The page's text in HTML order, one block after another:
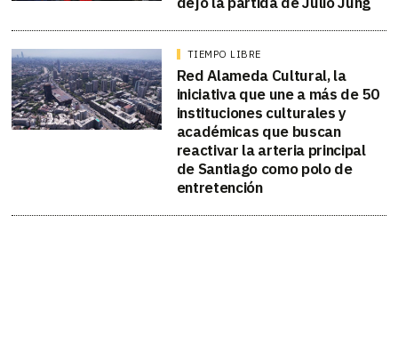
TIEMPO LIBRE
Red Alameda Cultural, la
iniciativa que une a más de 50
instituciones culturales y
académicas que buscan
reactivar la arteria principal
de Santiago como polo de
entretención